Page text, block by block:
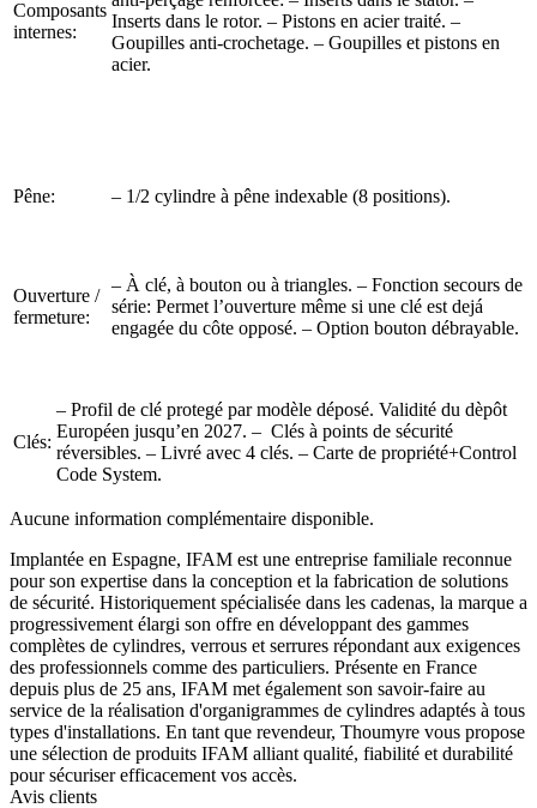
Composants
internes:
Inserts dans le rotor. – Pistons en acier traité. –
Goupilles anti-crochetage. – Goupilles et pistons en
acier.
Pêne: – 1/2 cylindre à pêne indexable (8 positions).
Ouverture /
fermeture:
– À clé, à bouton ou à triangles. – Fonction secours de
série: Permet l’ouverture même si une clé est dejá
engagée du côte opposé. – Option bouton débrayable.
Clés:
– Profil de clé protegé par modèle déposé. Validité du dèpôt
Européen jusqu’en 2027. – Clés à points de sécurité
réversibles. – Livré avec 4 clés. – Carte de propriété+Control
Code System.
Aucune information complémentaire disponible.
Implantée en Espagne, IFAM est une entreprise familiale reconnue
pour son expertise dans la conception et la fabrication de solutions
de sécurité. Historiquement spécialisée dans les cadenas, la marque a
progressivement élargi son offre en développant des gammes
complètes de cylindres, verrous et serrures répondant aux exigences
des professionnels comme des particuliers. Présente en France
depuis plus de 25 ans, IFAM met également son savoir-faire au
service de la réalisation d'organigrammes de cylindres adaptés à tous
types d'installations. En tant que revendeur, Thoumyre vous propose
une sélection de produits IFAM alliant qualité, fiabilité et durabilité
pour sécuriser efficacement vos accès.
Avis clients